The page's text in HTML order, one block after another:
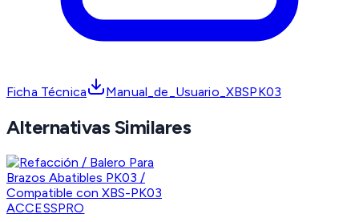
Ficha Técnica Manual_de_Usuario_XBSPK03
Alternativas Similares
ACCESSPRO